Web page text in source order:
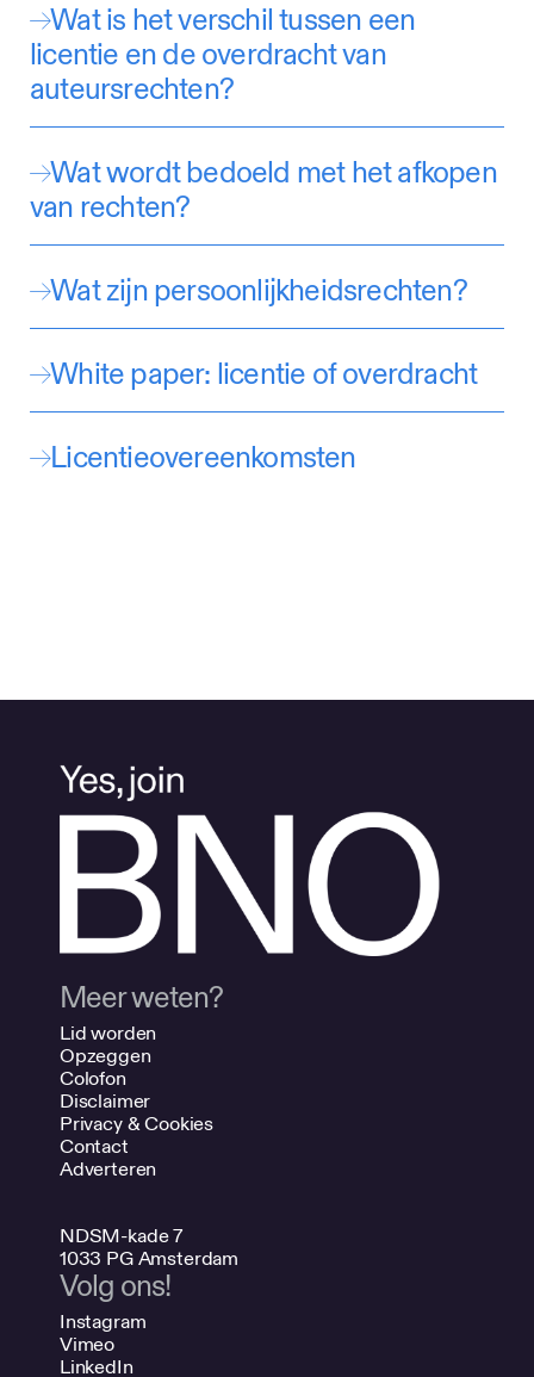
Wat is het verschil tussen een
licentie en de overdracht van
auteursrechten?
Wat wordt bedoeld met het afkopen
van rechten?
Wat zijn persoonlijkheidsrechten?
White paper: licentie of overdracht
Licentieovereenkomsten
Meer weten?
Lid worden
Opzeggen
Colofon
Disclaimer
Privacy & Cookies
Contact
Adverteren
NDSM-kade 7
1033 PG Amsterdam
Volg ons!
Instagram
Vimeo
LinkedIn